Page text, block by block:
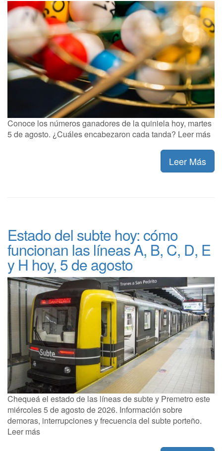
Conoce los números ganadores de la quiniela hoy, martes
5 de agosto. ¿Cuáles encabezaron cada tanda? Leer más
Leer Más
Estado del subte hoy: cómo
funcionan las líneas A, B, C, D, E
y H hoy, 5 de agosto
Chequeá el estado de las líneas de subte y Premetro este
miércoles 5 de agosto de 2026. Información sobre
demoras, interrupciones y frecuencia del subte porteño.
Leer más